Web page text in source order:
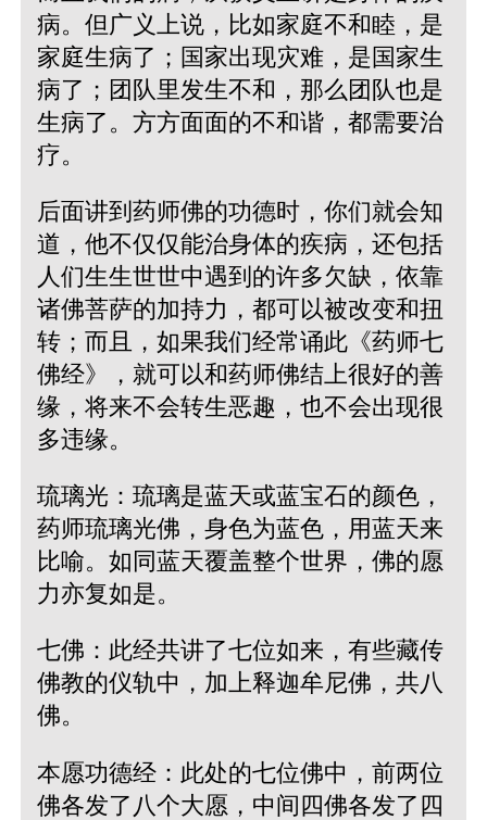
病。但广义上说，比如家庭不和睦，是
家庭生病了；国家出现灾难，是国家生
病了；团队里发生不和，那么团队也是
生病了。方方面面的不和谐，都需要治
疗。
后面讲到药师佛的功德时，你们就会知
道，他不仅仅能治身体的疾病，还包括
人们生生世世中遇到的许多欠缺，依靠
诸佛菩萨的加持力，都可以被改变和扭
转；而且，如果我们经常诵此《药师七
佛经》，就可以和药师佛结上很好的善
缘，将来不会转生恶趣，也不会出现很
多违缘。
琉璃光：琉璃是蓝天或蓝宝石的颜色，
药师琉璃光佛，身色为蓝色，用蓝天来
比喻。如同蓝天覆盖整个世界，佛的愿
力亦复如是。
七佛：此经共讲了七位如来，有些藏传
佛教的仪轨中，加上释迦牟尼佛，共八
佛。
本愿功德经：此处的七位佛中，前两位
佛各发了八个大愿，中间四佛各发了四